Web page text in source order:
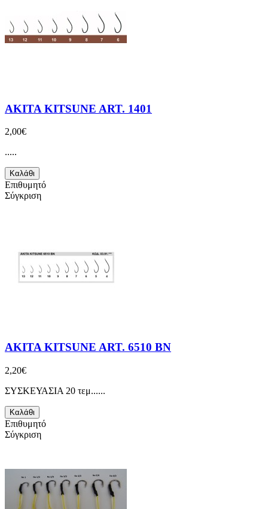
AKITA KITSUNE ART. 1401
2,00€
.....
Καλάθι
Επιθυμητό
Σύγκριση
AKITA KITSUNE ART. 6510 BN
2,20€
ΣΥΣΚΕΥΑΣΙΑ 20 τεμ......
Καλάθι
Επιθυμητό
Σύγκριση